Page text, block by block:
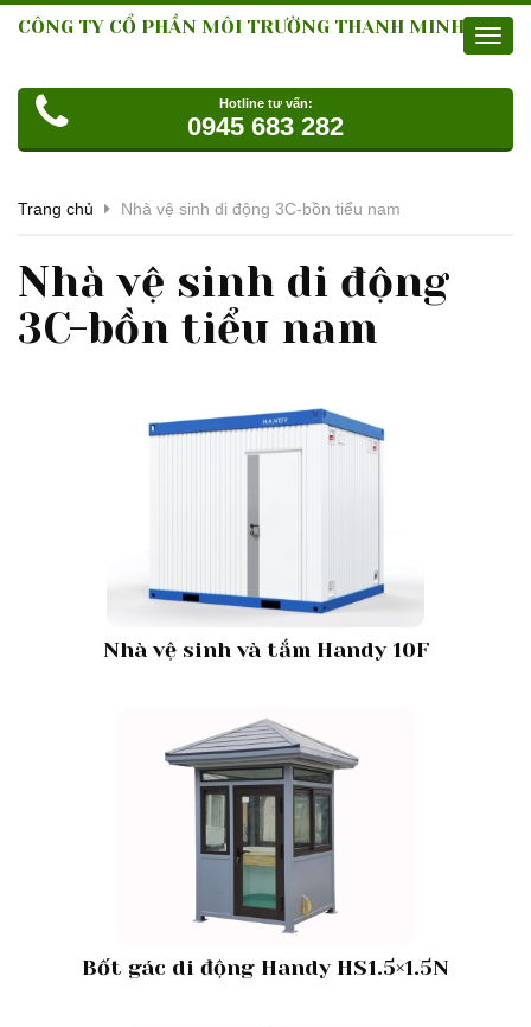
CÔNG TY CỔ PHẦN MÔI TRƯỜNG THANH MINH
Hotline tư vấn:
0945 683 282
Trang chủ Nhà vệ sinh di động 3C-bồn tiểu nam
Nhà vệ sinh di động
3C-bồn tiểu nam
Nhà vệ sinh và tắm Handy 10F
Bốt gác di động Handy HS1.5×1.5N